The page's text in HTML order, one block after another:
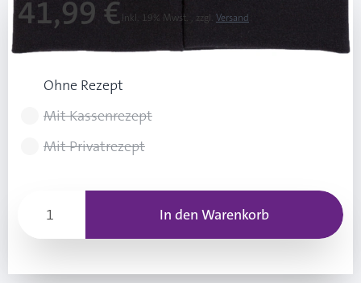
41,99 €Inkl. 19% Mwst. , zzgl. Versand
Rezeptart wählen
Ohne Rezept
Mit Kassenrezept
Mit Privatrezept
In den Warenkorb